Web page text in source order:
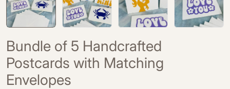
Bundle of 5 Handcrafted
Postcards with Matching
Envelopes